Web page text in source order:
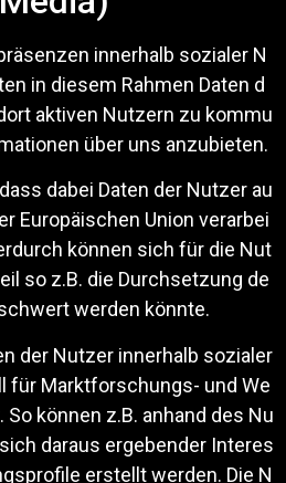
innerhalb sozialer N
in diesem Rahmen Daten d
aktiven Nutzern zu kommu
über uns anzubieten.
dabei Daten der Nutzer au
Europäischen Union verarbei
können sich für die Nut
so z.B. die Durchsetzung de
werden könnte.
der Nutzer innerhalb sozialer
für Marktforschungs- und We
können z.B. anhand des Nu
daraus ergebender Interes
erstellt werden. Die N